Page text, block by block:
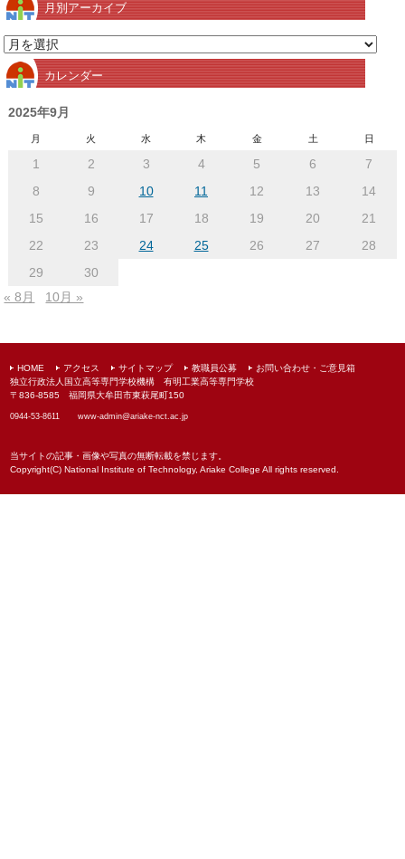
月別アーカイブ
月
別
ア
ー
カレンダー
2025年9月
月 火 水 木 金 土 日
1 2 3 4 5 6
7
8
9 10 11 12 13
14
15
16 17 18 19 20
21
22
23 24 25 26 27
28
29
30
« 8月
10月 »
HOME アクセス サイトマップ 教職員公募
お問い合わせ・ご意見箱
独立行政法人国立高等専門学校機構 有明工業高等専門学校
〒836-8585 福岡県大牟田市東萩尾町150
0944-53-8611 www-admin@ariake-nct.ac.jp
当サイトの記事・画像や写真の無断転載を禁じます。
Copyright(C) National Institute of Technology, Ariake College All rights reserved.